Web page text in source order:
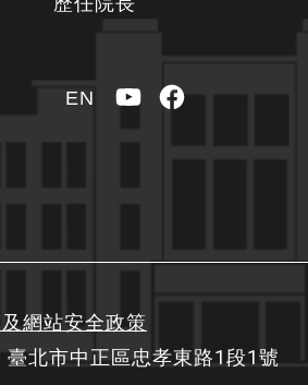
EN YouTubeFacebook
網站安全政策
臺北市中正區忠孝東路1段1號